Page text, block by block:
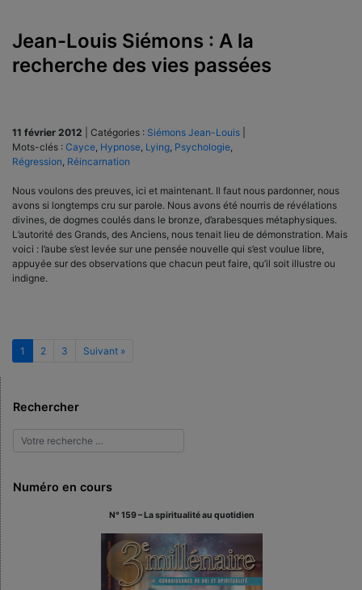
Jean-Louis Siémons : A la
recherche des vies passées
11 février 2012 Catégories : Siémons Jean-Louis
Mots-clés : Cayce Hypnose Lying Psychologie
Régression Réincarnation
Nous voulons des preuves, ici et maintenant. Il faut nous pardonner, nous
avons si longtemps cru sur parole. Nous avons été nourris de révélations
divines, de dogmes coulés dans le bronze, d’arabesques métaphysiques.
L’autorité des Grands, des Anciens, nous tenait lieu de démonstration. Mais
voici : l’aube s’est levée sur une pensée nouvelle qui s’est voulue libre,
appuyée sur des observations que chacun peut faire, qu’il soit illustre ou
indigne.
1 2 3 Suivant »
Rechercher
Numéro en cours
N° 159 – La spiritualité au quotidien